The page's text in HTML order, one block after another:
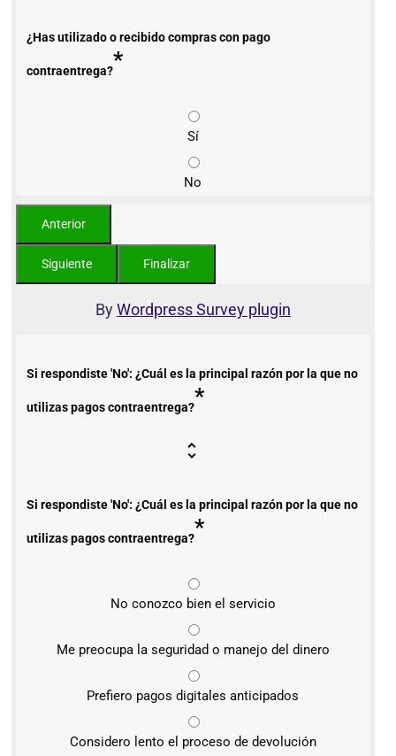
¿Has utilizado o recibido compras con pago
contraentrega?*
Sí
No
ByWordpress Survey plugin
Si respondiste 'No': ¿Cuál es la principal razón por la que no
utilizas pagos contraentrega?*
Si respondiste 'No': ¿Cuál es la principal razón por la que no
utilizas pagos contraentrega?*
No conozco bien el servicio
Me preocupa la seguridad o manejo del dinero
Prefiero pagos digitales anticipados
Considero lento el proceso de devolución